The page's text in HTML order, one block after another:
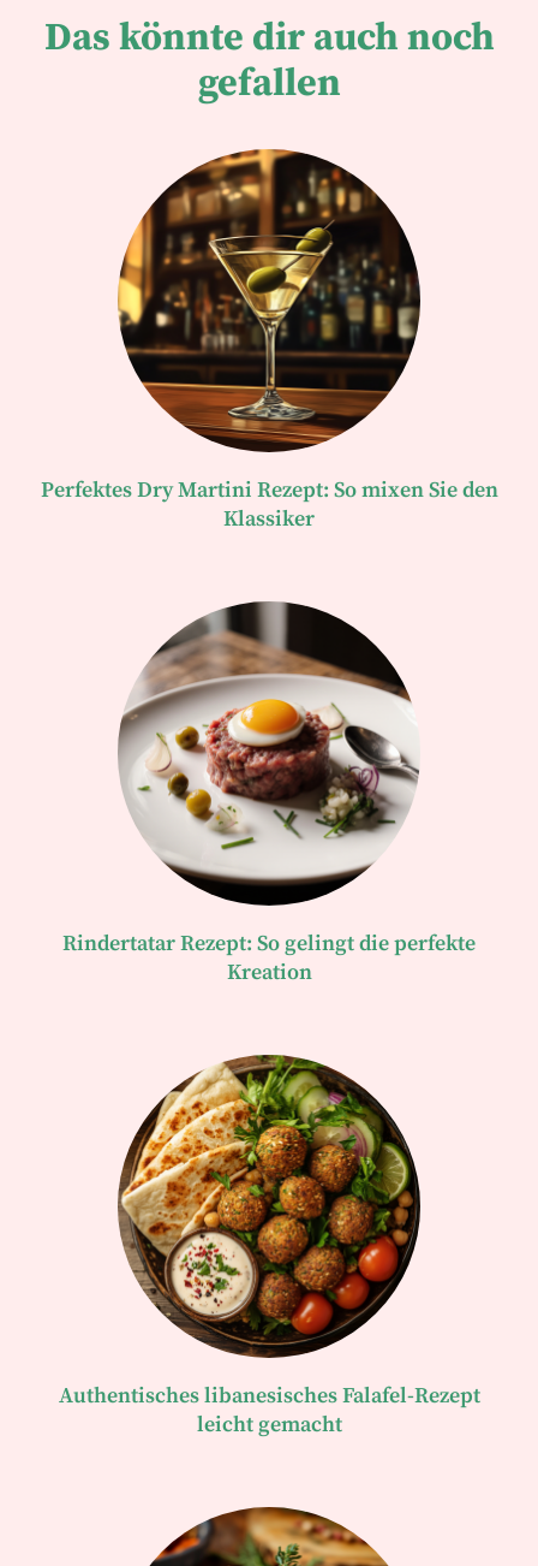
Das könnte dir auch noch
gefallen
Perfektes Dry Martini Rezept: So mixen Sie den
Klassiker
Rindertatar Rezept: So gelingt die perfekte
Kreation
Authentisches libanesisches Falafel-Rezept
leicht gemacht